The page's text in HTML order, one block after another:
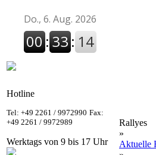
Hotline
Tel: +49 2261 / 9972990 Fax:
+49 2261 / 9972989
Werktags von 9 bis 17 Uhr
Rallyes
»
Aktuelle